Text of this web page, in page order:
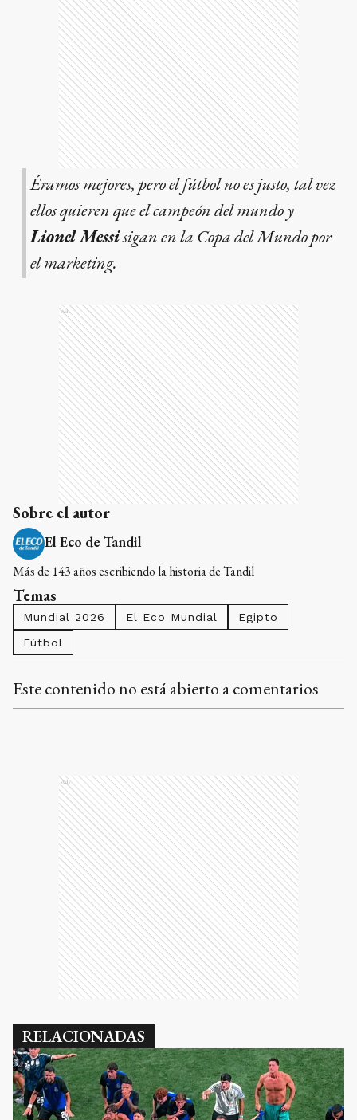
Éramos mejores, pero el fútbol no es justo, tal vez
ellos quieren que el campeón del mundo y
Lionel Messisigan en la Copa del Mundo por
el marketing.
Ads
Sobre el autor
El Eco de Tandil
Más de 143 años escribiendo la historia de Tandil
Temas
Mundial 2026 El Eco Mundial
Egipto
Fútbol
Este contenido no está abierto a comentarios
Ads
RELACIONADAS